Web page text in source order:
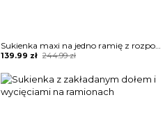
Sukienka maxi na jedno ramię z rozporkiem
244.99zł
Original
was:
244.99 zł.
139.99 zł
Current
is:
139.99 zł.